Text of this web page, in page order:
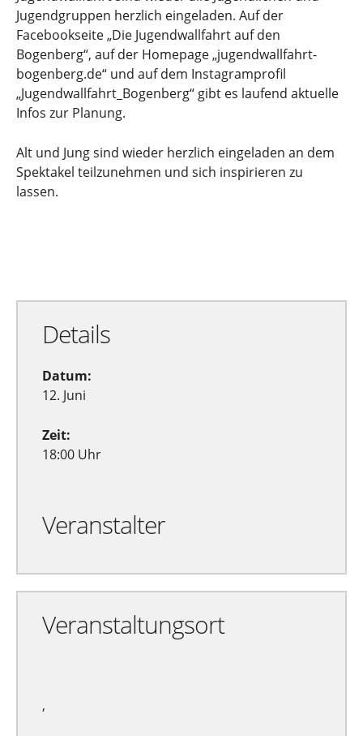
Jugendgruppen herzlich eingeladen. Auf der
Facebookseite „Die Jugendwallfahrt auf den
Bogenberg“, auf der Homepage „jugendwallfahrt-
bogenberg.de“ und auf dem Instagramprofil
„Jugendwallfahrt_Bogenberg“ gibt es laufend aktuelle
Infos zur Planung.
Alt und Jung sind wieder herzlich eingeladen an dem
Spektakel teilzunehmen und sich inspirieren zu
lassen.
Details
Datum:
12. Juni
Zeit:
18:00 Uhr
Veranstalter
Veranstaltungsort
,